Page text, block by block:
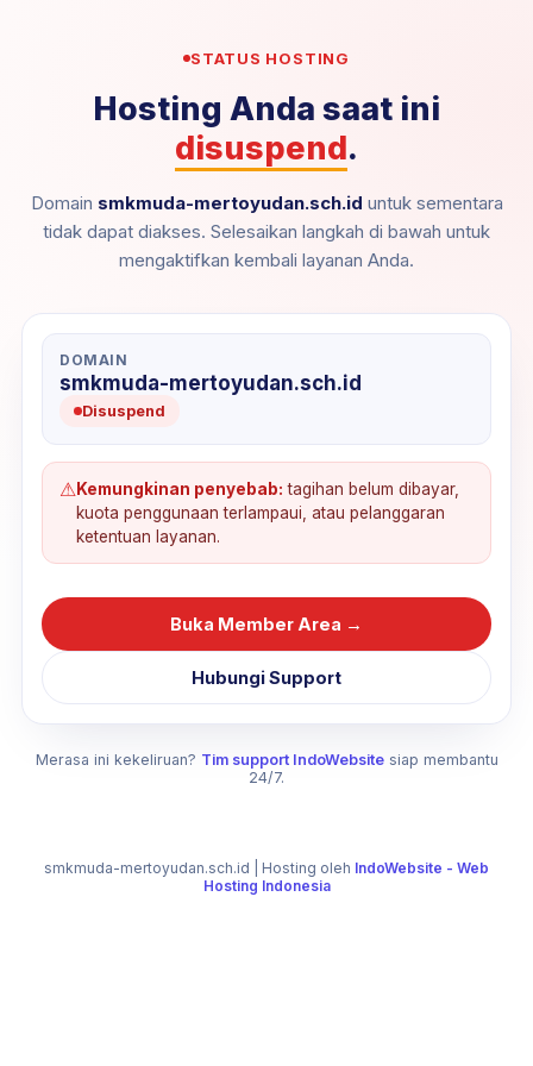
STATUS HOSTING
Hosting Anda saat ini
disuspend.
Domain smkmuda-mertoyudan.sch.id untuk sementara
tidak dapat diakses. Selesaikan langkah di bawah untuk
mengaktifkan kembali layanan Anda.
DOMAIN
smkmuda-mertoyudan.sch.id
Disuspend
⚠Kemungkinan penyebab: tagihan belum dibayar,
kuota penggunaan terlampaui, atau pelanggaran
ketentuan layanan.
Buka Member Area →
Hubungi Support
Merasa ini kekeliruan? Tim support IndoWebsitesiap membantu
24/7.
smkmuda-mertoyudan.sch.id | Hosting oleh IndoWebsite - Web
Hosting Indonesia